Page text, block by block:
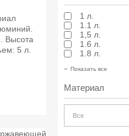
Высота
5 л.
1 л.
1.1 л.
1,5 л.
1.6 л.
1.8 л.
Показать все
Материал